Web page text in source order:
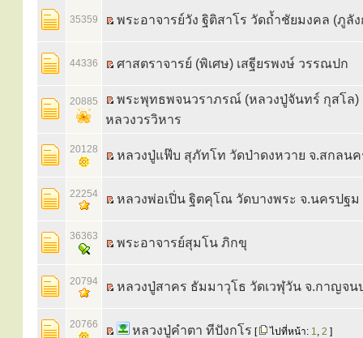
35359 พระอาจารย์วัง ฐิติสาโร วัดถ้ำชัยมงคล (ภูลัง
44336 ศาสตราจารย์ (พิเศษ) เสฐียรพงษ์ วรรณปก
20885
พระพุทธพจนวราภรณ์ (หลวงปู่จันทร์ กุสโล)
หลวงวรวิหาร
20128 หลวงปู่แฟ๊บ สุภัทโท วัดป่าดงหวาย จ.สกลนค
22254 หลวงพ่อเปิ่น ฐิตคุโณ วัดบางพระ จ.นครปฐม
36363 พระอาจารย์สุมโน ภิกขุ
20794 หลวงปู่สาคร ธัมมาวุโธ วัดเวฬุวัน จ.กาญจน
20766 หลวงปู่คำตา ทีปังกโร [ ไปที่หน้า: 1, 2 ]